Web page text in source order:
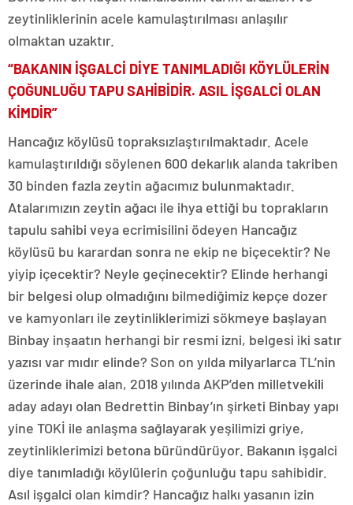
zeytinliklerinin acele kamulaştırılması anlaşılır
olmaktan uzaktır.
“BAKANIN İŞGALCİ DİYE TANIMLADIĞI KÖYLÜLERİN
ÇOĞUNLUĞU TAPU SAHİBİDİR. ASIL İŞGALCİ OLAN
KİMDİR”
Hancağız köylüsü topraksızlaştırılmaktadır. Acele
kamulaştırıldığı söylenen 600 dekarlık alanda takriben
30 binden fazla zeytin ağacımız bulunmaktadır.
Atalarımızın zeytin ağacı ile ihya ettiği bu toprakların
tapulu sahibi veya ecrimisilini ödeyen Hancağız
köylüsü bu karardan sonra ne ekip ne biçecektir? Ne
yiyip içecektir? Neyle geçinecektir? Elinde herhangi
bir belgesi olup olmadığını bilmediğimiz kepçe dozer
ve kamyonları ile zeytinliklerimizi sökmeye başlayan
Binbay inşaatın herhangi bir resmi izni, belgesi iki satır
yazısı var mıdır elinde? Son on yılda milyarlarca TL’nin
üzerinde ihale alan, 2018 yılında AKP’den milletvekili
aday adayı olan Bedrettin Binbay’ın şirketi Binbay yapı
yine TOKİ ile anlaşma sağlayarak yeşilimizi griye,
zeytinliklerimizi betona büründürüyor. Bakanın işgalci
diye tanımladığı köylülerin çoğunluğu tapu sahibidir.
Asıl işgalci olan kimdir? Hancağız halkı yasanın izin